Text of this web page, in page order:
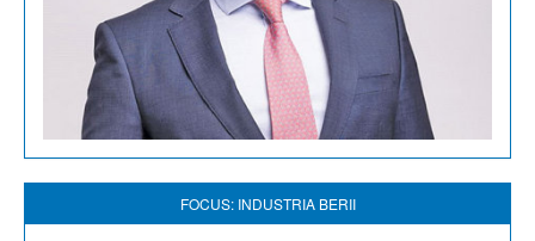
FOCUS: INDUSTRIA BERII